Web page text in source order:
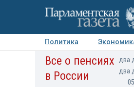
Политика
Авторы Персоны
Все о пенсиях
в России
два
два